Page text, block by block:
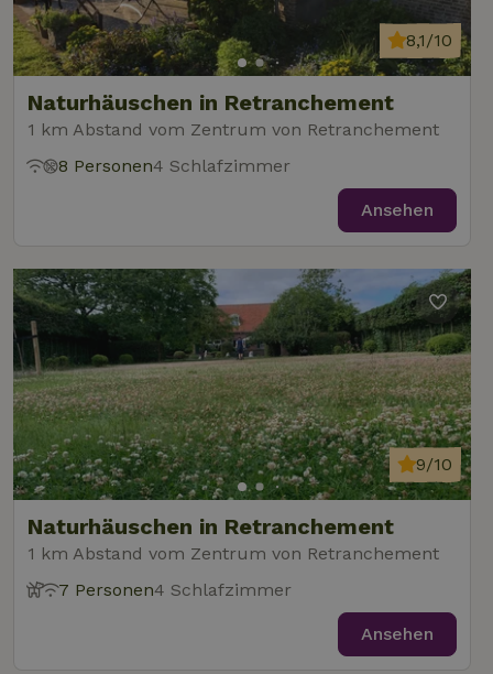
Naturhäuschen in Retranchement
1 km Abstand vom Zentrum von Retranchement
8,1/10
8 Personen4 Schlafzimmer
Ansehen
Naturhäuschen in Retranchement
1 km Abstand vom Zentrum von Retranchement
9/10
7 Personen4 Schlafzimmer
Ansehen